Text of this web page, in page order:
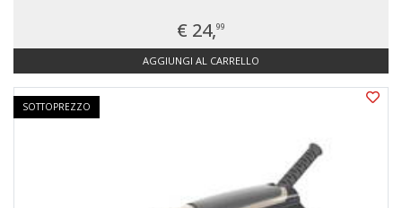
€ 24,99
AGGIUNGI AL CARRELLO
SOTTOPREZZO